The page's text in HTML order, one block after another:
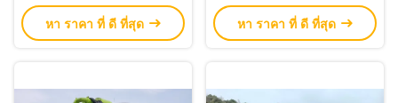
พิมพ์พิมพ์พิมพ์พิมพ์พิมพ์
หา ราคา ที่ ดี ที่สุด
ZLJ5461THBKF
หา ราคา ที่ ดี ที่สุด